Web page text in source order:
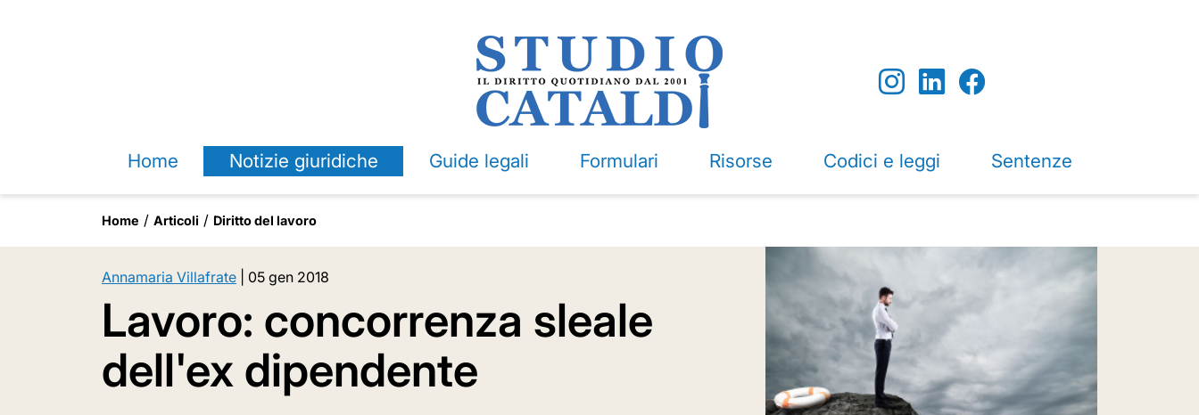
Home Notizie giuridiche Guide legali Formulari Risorse Codici e leggi Sentenze
Home Articoli Diritto del lavoro
Annamaria Villafrate 05 gen 2018
Lavoro: concorrenza sleale
dell'ex dipendente